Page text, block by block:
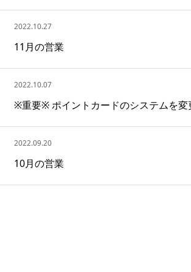
2022.10.27
11月の営業
2022.10.07
※重要※ ポイントカードのシステムを変
2022.09.20
10月の営業